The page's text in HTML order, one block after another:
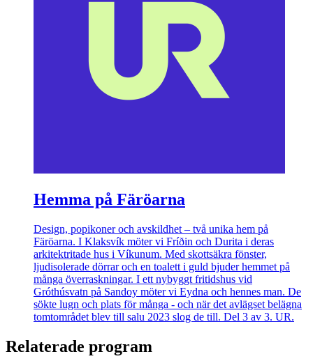
Hemma på Färöarna
Design, popikoner och avskildhet – två unika hem på
Färöarna. I Klaksvík möter vi Fríðin och Durita i deras
arkitektritade hus i Víkunum. Med skottsäkra fönster,
ljudisolerade dörrar och en toalett i guld bjuder hemmet på
många överraskningar. I ett nybyggt fritidshus vid
Gróthúsvatn på Sandoy möter vi Eydna och hennes man. De
sökte lugn och plats för många - och när det avlägset belägna
tomtområdet blev till salu 2023 slog de till. Del 3 av 3. UR.
Relaterade program